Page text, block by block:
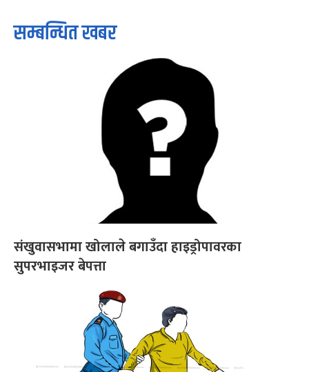
सम्बन्धित खबर
संखुवासभामा खोलाले बगाउँदा हाइड्रोपावरका
सुपरभाइजर बेपत्ता